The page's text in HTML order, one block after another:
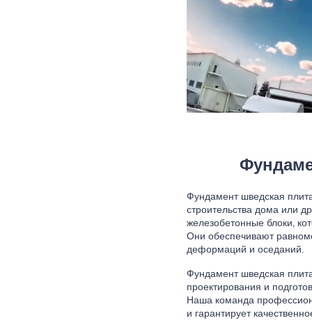
Фундамент шведская
строительства дома или
железобетонные блоки,
Они обеспечивают
деформаций и оседаний.
Фундамент шведская
проектирования и
Наша команда
и гарантирует